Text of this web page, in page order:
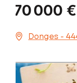
70 000 €
Donges -